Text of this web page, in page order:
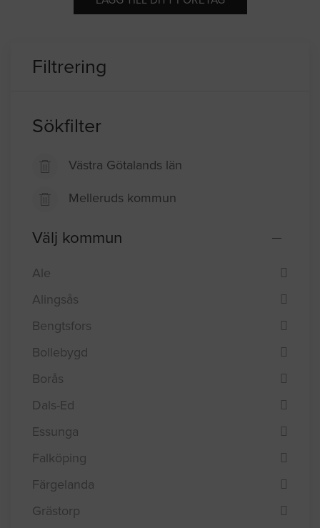
Filtrering
Sökfilter
Västra Götalands län
Melleruds kommun
Välj kommun
Ale
Alingsås
Bengtsfors
Bollebygd
Borås
Dals-Ed
Essunga
Falköping
Färgelanda
Grästorp